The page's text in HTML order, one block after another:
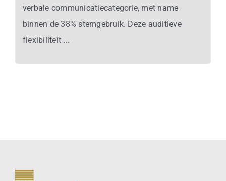
verbale communicatiecategorie, met name
binnen de 38% stemgebruik. Deze auditieve
flexibiliteit ...